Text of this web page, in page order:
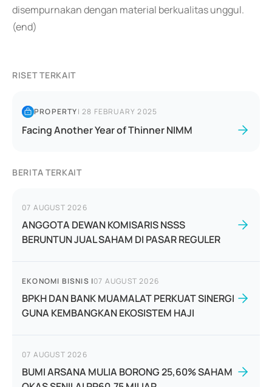
disempurnakan dengan material berkualitas unggul.
(end)
RISET TERKAIT
PROPERTY|28 FEBRUARY 2025
Facing Another Year of Thinner NIMM
BERITA TERKAIT
07 AUGUST 2026
ANGGOTA DEWAN KOMISARIS NSSS
BERUNTUN JUAL SAHAM DI PASAR REGULER
EKONOMI BISNIS |07 AUGUST 2026
BPKH DAN BANK MUAMALAT PERKUAT SINERGI
GUNA KEMBANGKAN EKOSISTEM HAJI
07 AUGUST 2026
BUMI ARSANA MULIA BORONG 25,60% SAHAM